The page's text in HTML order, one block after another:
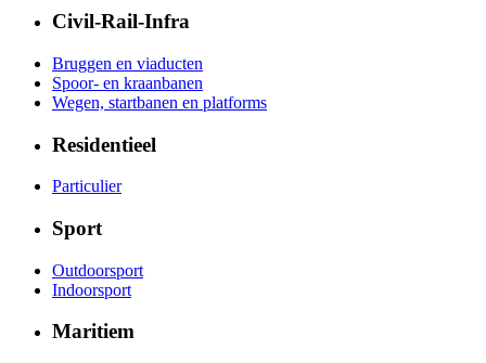
Civil-Rail-Infra
Bruggen en viaducten
Spoor- en kraanbanen
Wegen, startbanen en platforms
Residentieel
Particulier
Sport
Outdoorsport
Indoorsport
Maritiem